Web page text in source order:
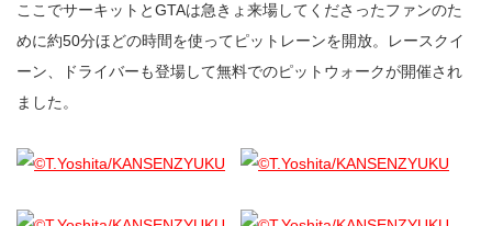
ここでサーキットとGTAは急きょ来場してくださったファンのた
めに約50分ほどの時間を使ってピットレーンを開放。レースクイ
ーン、ドライバーも登場して無料でのピットウォークが開催され
ました。